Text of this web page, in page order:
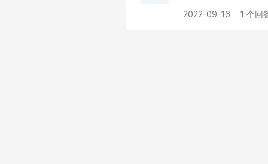
2022-09-16 1 个回